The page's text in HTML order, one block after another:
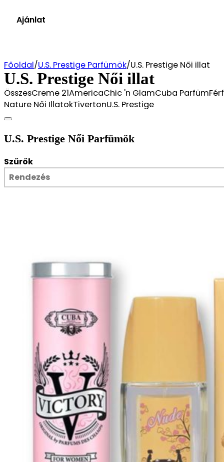
3 out of 5
3 stars
1 out of 5
1 star
Ár szűrés
0Ft
Ajánlat
Főoldal/U.S. Prestige Parfümök/U.S. Prestige Női illat
U.S. Prestige Női illat
ÖsszesCreme 21AmericaChic 'n GlamCuba
Nature Női IllatokTivertonU.S. Prestige
U.S. Prestige Női Parfümök
Szűrők
Sort
Sort content
Sort content